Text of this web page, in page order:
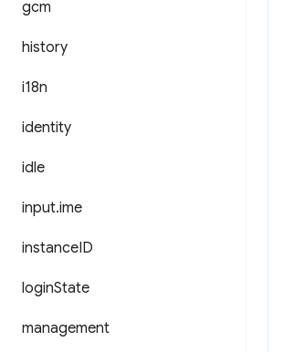
gcm
history
i18n
identity
idle
input.ime
instanceID
loginState
management